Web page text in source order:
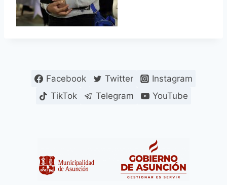
Facebook Twitter
Instagram
TikTok
Telegram YouTube